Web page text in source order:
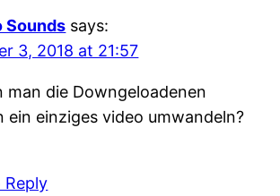
Sounds says:
3, 2018 at 21:57
man die Downgeloadenen
ein einziges video umwandeln?
Reply